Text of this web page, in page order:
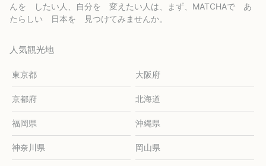
んを したい人、自分を 変えたい人は、まず、MATCHAで あ
たらしい 日本を 見つけてみませんか。
人気観光地
東京都 大阪府
京都府 北海道
福岡県 沖縄県
神奈川県 岡山県